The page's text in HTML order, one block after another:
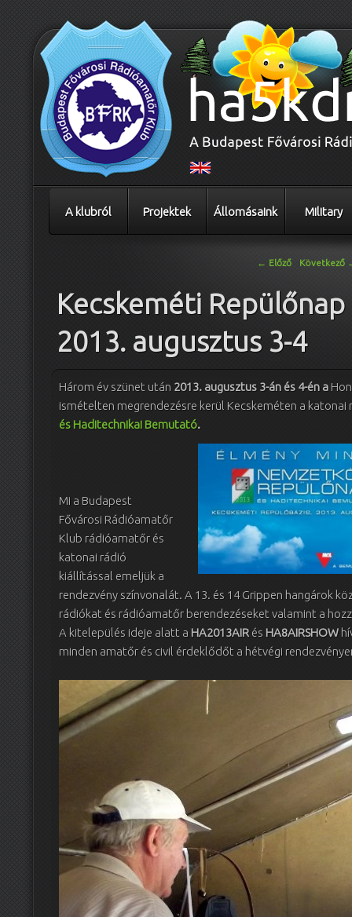
A klubról Projektek Állomásaink Military
← Előző Következő
Kecskeméti Repülőnap
2013. augusztus 3-4
Három év szünet után 2013. augusztus 3-án és 4-én a
ismételten megrendezésre kerül Kecskeméten a
és Haditechnikai Bemutató.
Mi a Budapest
Fővárosi Rádióamatőr
Klub rádióamatőr és
katonai rádió
kiállítással emeljük a
rendezvény színvonalát. A 13. és 14 Grippen hangárok
rádiókat és rádióamatőr berendezéseket valamint a
A kitelepülés ideje alatt a HA2013AIR és HA8AIRSHOW
minden amatőr és civil érdeklődőt a hétvégi